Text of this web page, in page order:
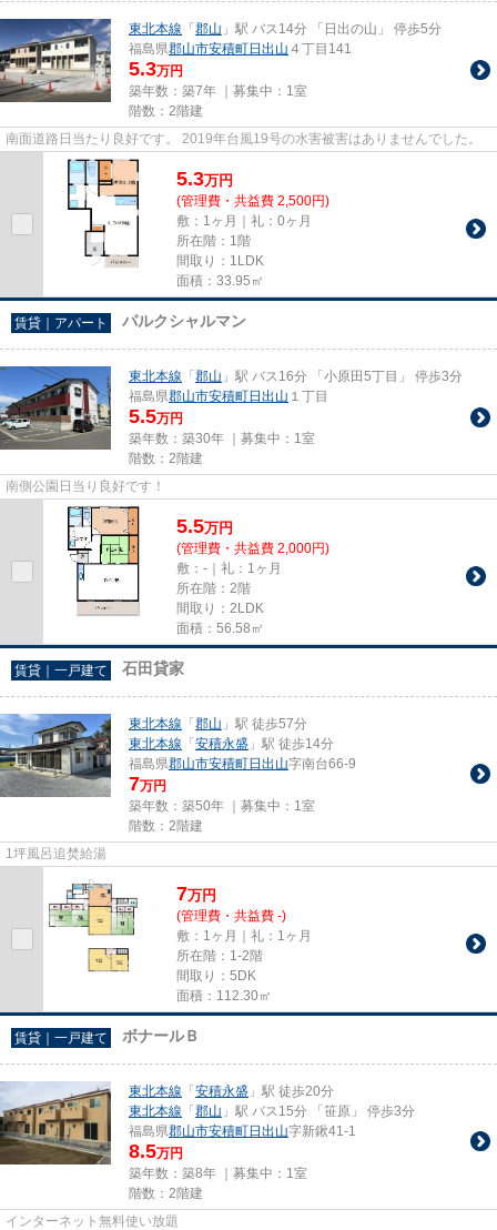
東北本線 「 郡山 」駅 バス14分 「日出の山」 停歩5分
福島県郡山市安積町日出山 ４丁目141
5.3万円
築年数：築7年 ｜募集中： 1室
階数：2階建
南面道路日当たり良好です。 2019年台風19号の水害被害はありませんでした。
5.3万円
(管理費・共益費 2,500円)
敷：1ヶ月｜礼：0ヶ月
所在階：1階
間取り：1LDK
面積：33.95㎡
賃貸｜アパート パルクシャルマン
東北本線 「 郡山 」駅 バス16分 「小原田5丁目」 停歩3分
福島県郡山市安積町日出山 １丁目
5.5万円
築年数：築30年 ｜募集中： 1室
階数：2階建
南側公園日当り良好です！
5.5万円
(管理費・共益費 2,000円)
敷：-｜礼：1ヶ月
所在階：2階
間取り：2LDK
面積：56.58㎡
賃貸｜一戸建て 石田貸家
東北本線 「 郡山 」駅 徒歩57分
東北本線 「 安積永盛 」駅 徒歩14分
福島県郡山市安積町日出山字南台66-9
7万円
築年数：築50年 ｜募集中： 1室
階数：2階建
1坪風呂追焚給湯
7万円
(管理費・共益費 -)
敷：1ヶ月｜礼：1ヶ月
所在階：1-2階
間取り：5DK
面積：112.30㎡
賃貸｜一戸建て ボナールＢ
東北本線 「 安積永盛 」駅 徒歩20分
東北本線 「 郡山 」駅 バス15分 「笹原」 停歩3分
福島県郡山市安積町日出山字新鍬41-1
8.5万円
築年数：築8年 ｜募集中： 1室
階数：2階建
インターネット無料使い放題